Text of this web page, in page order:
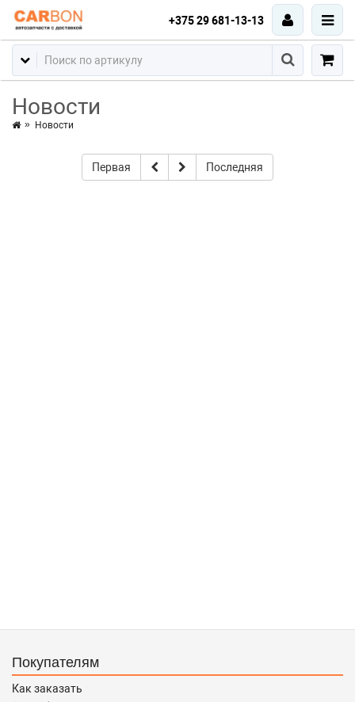
+375 29 681-13-13
Новости
Новости
Первая Последняя
Покупателям
Как заказать